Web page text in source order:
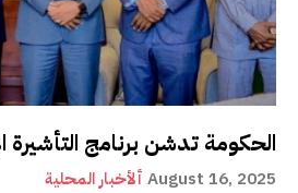
الحكومة تدشن برنامج التأشيرة
ألأخبار المحلية August 16, 2025